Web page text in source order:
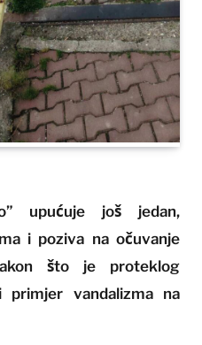
upućuje još jedan,
i poziva na očuvanje
što je proteklog
primjer vandalizma na